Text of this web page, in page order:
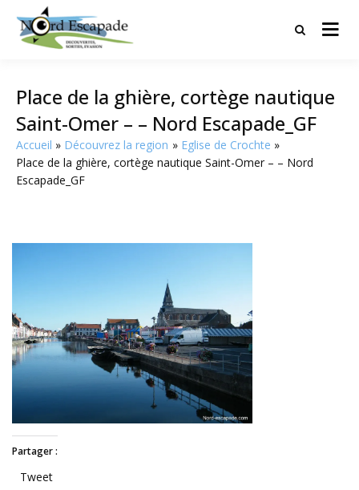
Tourisme et randonnées en Hauts
Place de la ghière, cortège nautique
Saint-Omer – – Nord Escapade_GF
Accueil Découvrez la region
Eglise de Crochte
Place de la ghière, cortège nautique Saint-Omer – – Nord
Escapade_GF
Partager :
Tweet